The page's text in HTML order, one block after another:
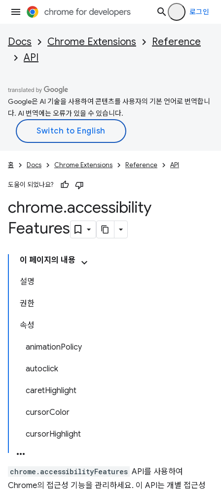
로그인
Docs Chrome Extensions
Reference
API
Google은 AI 기술을 사용하여 콘텐츠를 사용자의 기본 언어로 번역합니
다. AI 번역에는 오류가 있을 수 있습니다.
홈 Docs Chrome Extensions Reference API
도움이 되었나요?
chrome.accessibility
Features
이 페이지의 내용
설명
권한
속성
animationPolicy
autoclick
caretHighlight
cursorColor
cursorHighlight
chrome.accessibilityFeatures API를 사용하여
Chrome의 접근성 기능을 관리하세요. 이 API는 개별 접근성